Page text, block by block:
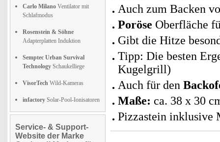
Carlo Milano Ventilator mit
Schlafmodus
Rosenstein & Söhne
Adapterplatten Induktion
Semptec Urban Survival
Technology Schaukelliege
VisorTech Wild-Kameras
infactory Solar-Pool-Ionisatoren
Service- & Support-
Website der Marke
Auch zum Backen
Poröse Oberfläche
Gibt die Hitze
Tipp: Die besten
Kugelgrill)
Auch für den
Maße: ca. 38 x 30
Pizzastein inklusive